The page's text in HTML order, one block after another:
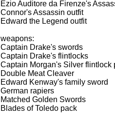
Ezio Auditore da Firenze's
Connor's Assassin outfit
Edward the Legend outfit
weapons:
Captain Drake's swords
Captain Drake's flintlocks
Captain Morgan's Silver flintlock
Double Meat Cleaver
Edward Kenway's family sword
German rapiers
Matched Golden Swords
Blades of Toledo pack